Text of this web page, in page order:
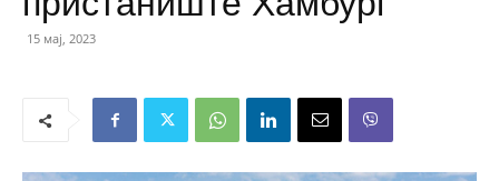
15 мај, 2023